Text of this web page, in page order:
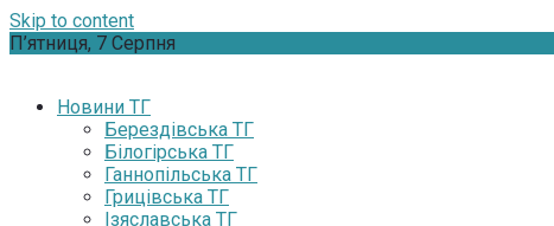
Skip to content
П’ятниця, 7 Серпня
Новини ТГ
Берездівська ТГ
Білогірська ТГ
Ганнопільська ТГ
Грицівська ТГ
Ізяславська ТГ